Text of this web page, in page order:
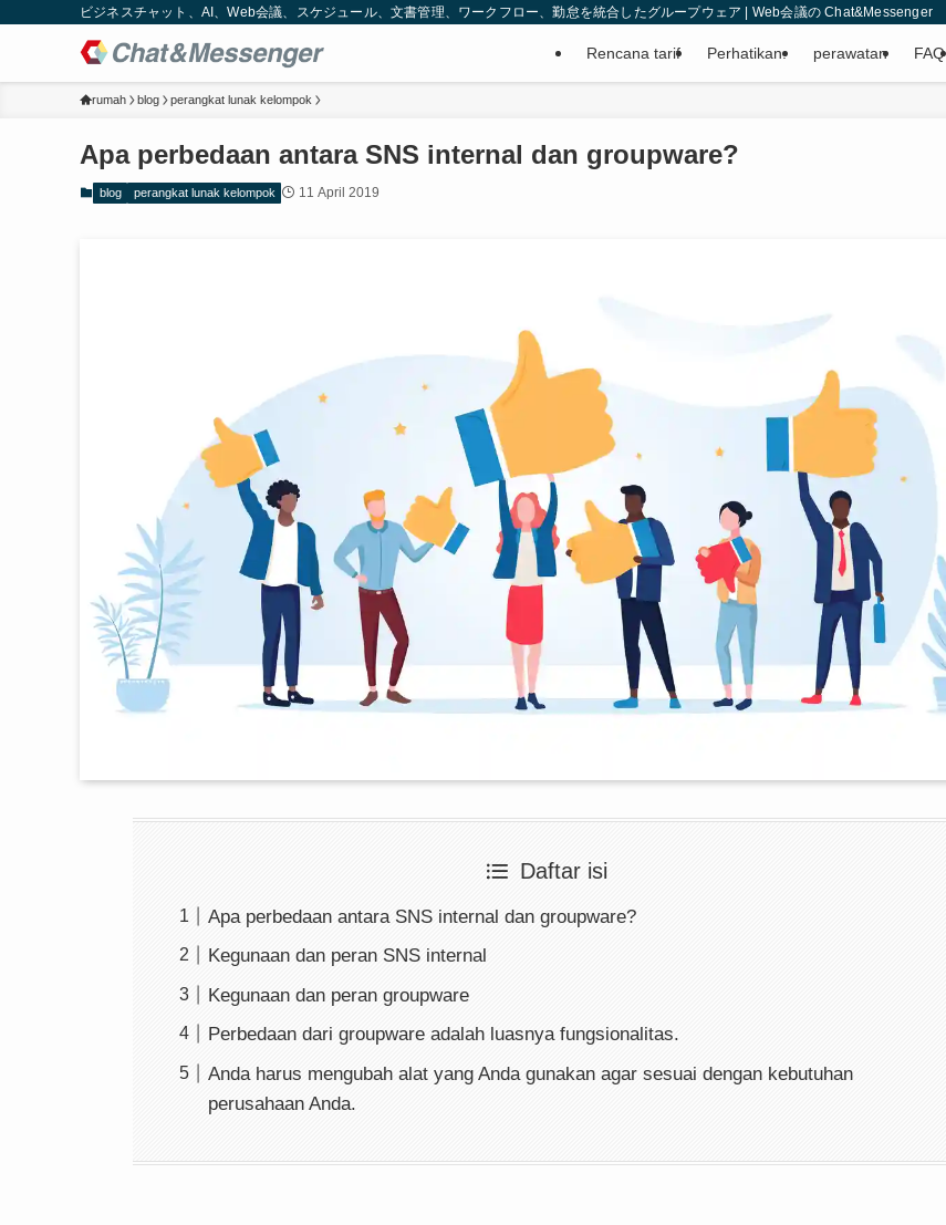
ビジネスチャット、AI、Web会議、スケジュール、文書管理、ワークフロー、勤怠を統合したグループウェア | Web会議の Chat&Messenger
Rencana tarif Perhatikan. perawatan FAQ
rumah blog perangkat lunak kelompok
Apa perbedaan antara SNS internal dan groupware?
blog perangkat lunak kelompok 11 April 2019
Daftar isi
Apa perbedaan antara SNS internal dan groupware?
Kegunaan dan peran SNS internal
Kegunaan dan peran groupware
Perbedaan dari groupware adalah luasnya fungsionalitas.
Anda harus mengubah alat yang Anda gunakan agar sesuai dengan kebutuhan
perusahaan Anda.